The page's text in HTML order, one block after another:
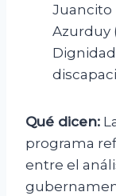
Juancito
Azurduy
Qué dicen:
programa
entre el